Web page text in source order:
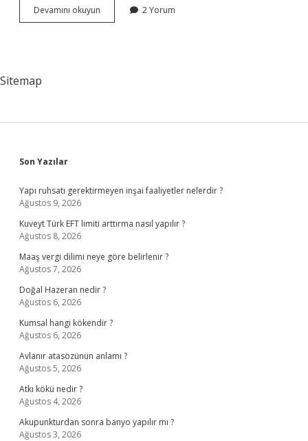
Devamını okuyun
Gelişim
2 Yorum
Sitemap
Sidebar
Son Yazılar
Yapı ruhsatı gerektirmeyen inşai faaliyetler nelerdir ?
Ağustos 9, 2026
Kuveyt Türk EFT limiti arttırma nasıl yapılır ?
Ağustos 8, 2026
Maaş vergi dilimi neye göre belirlenir ?
Ağustos 7, 2026
Doğal Hazeran nedir ?
Ağustos 6, 2026
Kumsal hangi kökendir ?
Ağustos 6, 2026
Avlanır atasözünün anlamı ?
Ağustos 5, 2026
Atkı kökü nedir ?
Ağustos 4, 2026
Akupunkturdan sonra banyo yapılır mı ?
Ağustos 3, 2026